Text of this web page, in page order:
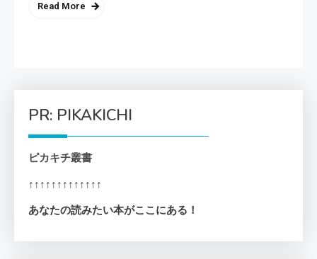
Read More
PR: PIKAKICHI
ピカキチ叢書
↑↑↑↑↑↑↑↑↑↑↑↑↑
あなたの読みたい本がここにある！